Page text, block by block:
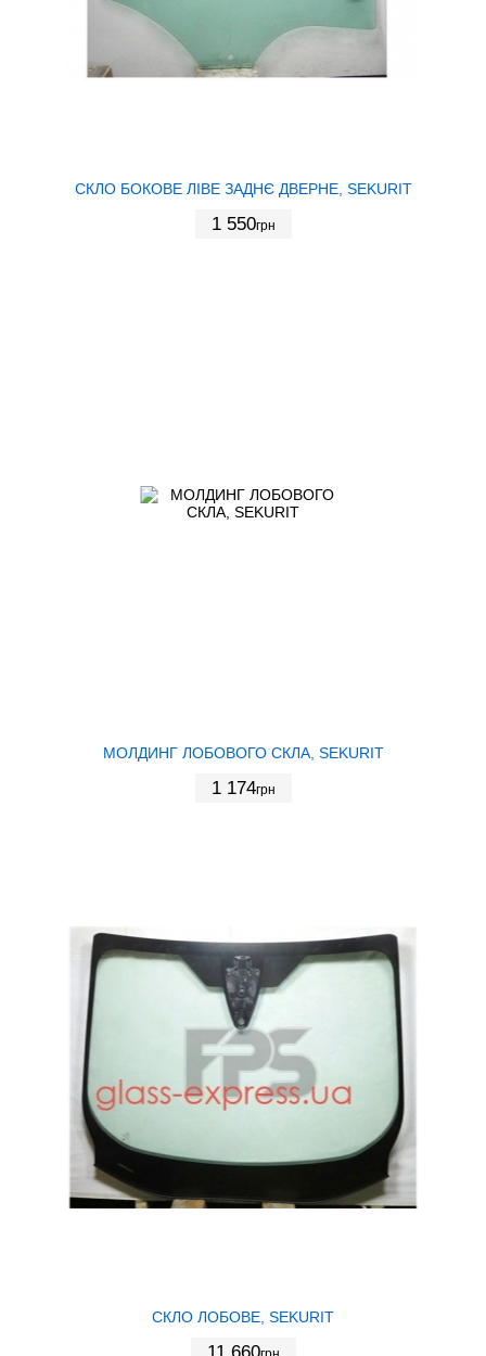
СКЛО БОКОВЕ ЛІВЕ ЗАДНЄ ДВЕРНЕ, SEKURIT
1 550грн
МОЛДИНГ ЛОБОВОГО СКЛА, SEKURIT
1 174грн
СКЛО ЛОБОВЕ, SEKURIT